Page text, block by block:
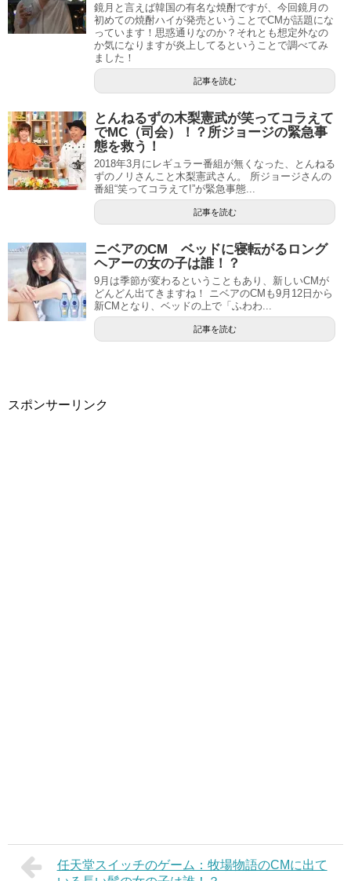
鏡月と言えば韓国の有名な焼酎ですが、今回鏡月の
初めての焼酎ハイが発売ということでCMが話題にな
っています！思惑通りなのか？それとも想定外なの
か気になりますが炎上してるということで調べてみ
ました！
記事を読む
とんねるずの木梨憲武が笑ってコラえて
でMC（司会）！？所ジョージの緊急事
態を救う！
2018年3月にレギュラー番組が無くなった、とんねる
ずのノリさんこと木梨憲武さん。 所ジョージさんの
番組“笑ってコラえて!”が緊急事態...
記事を読む
ニベアのCM ベッドに寝転がるロング
ヘアーの女の子は誰！？
9月は季節が変わるということもあり、新しいCMが
どんどん出てきますね！ ニベアのCMも9月12日から
新CMとなり、ベッドの上で「ふわわ...
記事を読む
スポンサーリンク
任天堂スイッチのゲーム：牧場物語のCMに出て